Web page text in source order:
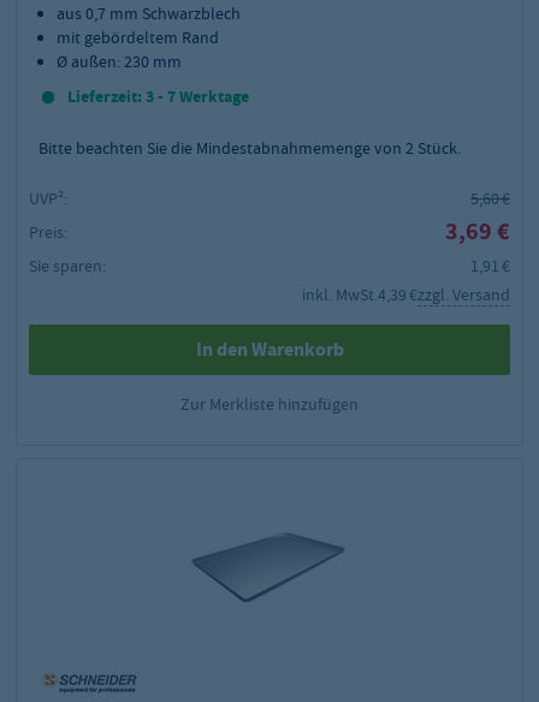
aus 0,7 mm Schwarzblech
mit gebördeltem Rand
Ø außen: 230 mm
Lieferzeit: 3 - 7 Werktage
Bitte beachten Sie die Mindestabnahmemenge von 2 Stück.
UVP²:
5,60 €
Preis:
3,69 €
Sie sparen:
1,91 €
inkl. MwSt.4,39 €zzgl. Versand
In den Warenkorb
Zur Merkliste hinzufügen